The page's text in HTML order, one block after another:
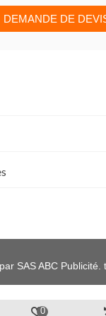
DEMANDE DE
SAS ABC Publicité.
0